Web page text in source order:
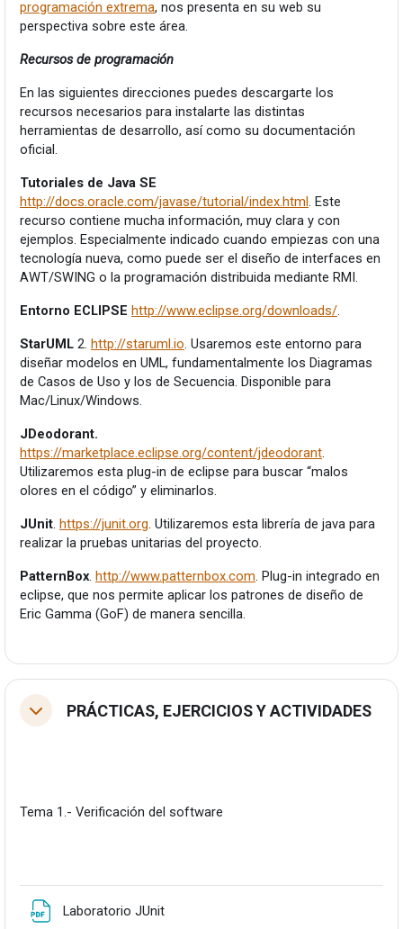
programación extrema, nos presenta en su web su
perspectiva sobre este área.
Recursos de programación
En las siguientes direcciones puedes descargarte los
recursos necesarios para instalarte las distintas
herramientas de desarrollo, así como su documentación
oficial.
Tutoriales de Java SE
http://docs.oracle.com/javase/tutorial/index.html. Este
recurso contiene mucha información, muy clara y con
ejemplos. Especialmente indicado cuando empiezas con una
tecnología nueva, como puede ser el diseño de interfaces en
AWT/SWING o la programación distribuida mediante RMI.
Entorno ECLIPSE http://www.eclipse.org/downloads/.
StarUML 2. http://staruml.io. Usaremos este entorno para
diseñar modelos en UML, fundamentalmente los Diagramas
de Casos de Uso y los de Secuencia. Disponible para
Mac/Linux/Windows.
JDeodorant.
https://marketplace.eclipse.org/content/jdeodorant.
Utilizaremos esta plug-in de eclipse para buscar “malos
olores en el código” y eliminarlos.
JUnit. https://junit.org. Utilizaremos esta librería de java para
realizar la pruebas unitarias del proyecto.
PatternBox. http://www.patternbox.com. Plug-in integrado en
eclipse, que nos permite aplicar los patrones de diseño de
Eric Gamma (GoF) de manera sencilla.
TolestuPRÁCTICAS, EJERCICIOS Y ACTIVIDADES
Tema 1.- Verificación del software
Laboratorio JUnit